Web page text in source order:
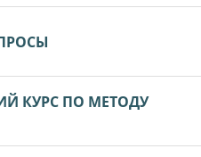
КУРС ПО МЕТОДУ